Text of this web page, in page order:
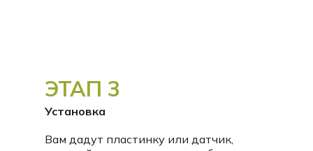
Установка
Вам дадут пластинку или датчик,
ЭТАП 3